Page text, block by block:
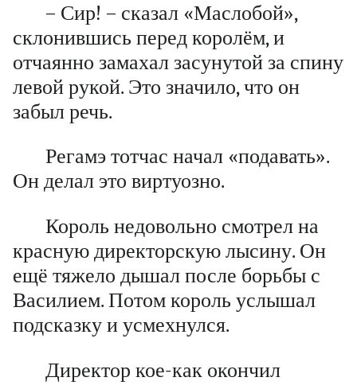
– Сир! – сказал «Маслобой»,
склонившись перед королём, и
отчаянно замахал засунутой за спину
левой рукой. Это значило, что он
забыл речь.
Регамэ тотчас начал «подавать».
Он делал это виртуозно.
Король недовольно смотрел на
красную директорскую лысину. Он
ещё тяжело дышал после борьбы с
Василием. Потом король услышал
подсказку и усмехнулся.
Директор кое-как окончил